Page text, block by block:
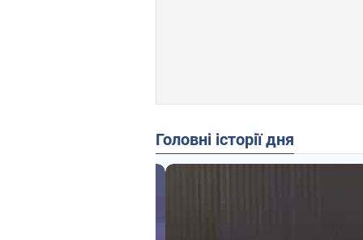
Головні історії дня